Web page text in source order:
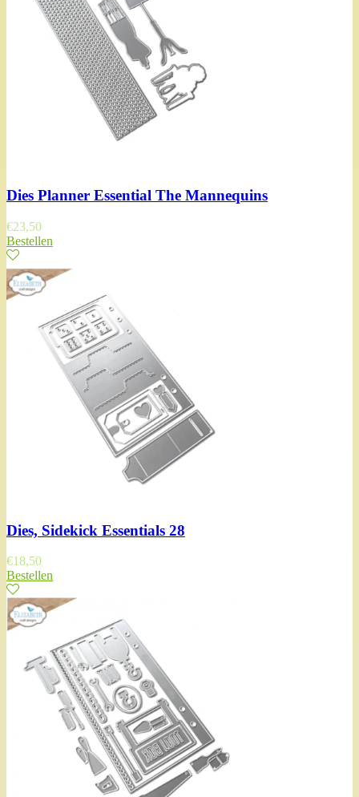
Dies Planner Essential The Mannequins
€23,50
Bestellen
Dies, Sidekick Essentials 28
€18,50
Bestellen